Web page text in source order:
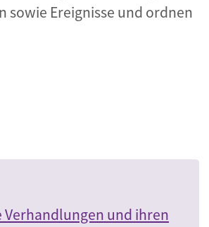
sowie Ereignisse und ordnen
Verhandlungen und ihren